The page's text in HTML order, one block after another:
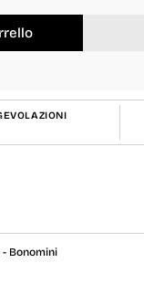
- Bonomini